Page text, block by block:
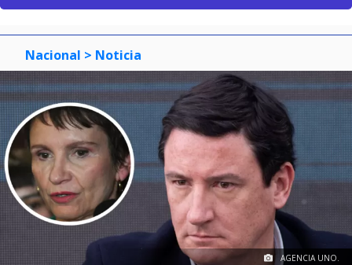
Nacional > Noticia
AGENCIA UNO.